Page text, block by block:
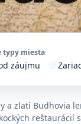
typy miesta
záujmu location_on
a zlatí Budhovia
reštaurácií